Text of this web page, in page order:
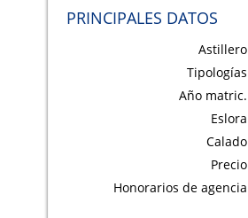
PRINCIPALES DATOS
Astillero
Tipologías
Año matric.
Eslora
Calado
Precio
Honorarios de agencia